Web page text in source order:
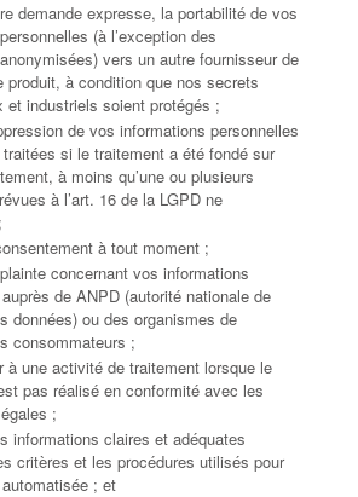
demande expresse, la portabilité de vos
(à l’exception des
vers un autre fournisseur de
produit, à condition que nos secrets
et industriels soient protégés ;
de vos informations personnelles
si le traitement a été fondé sur
à moins qu’une ou plusieurs
à l’art. 16 de la LGPD ne
à tout moment ;
concernant vos informations
de ANPD (autorité nationale de
données) ou des organismes de
consommateurs ;
à une activité de traitement lorsque le
pas réalisé en conformité avec les
;
informations claires et adéquates
critères et les procédures utilisés pour
; et